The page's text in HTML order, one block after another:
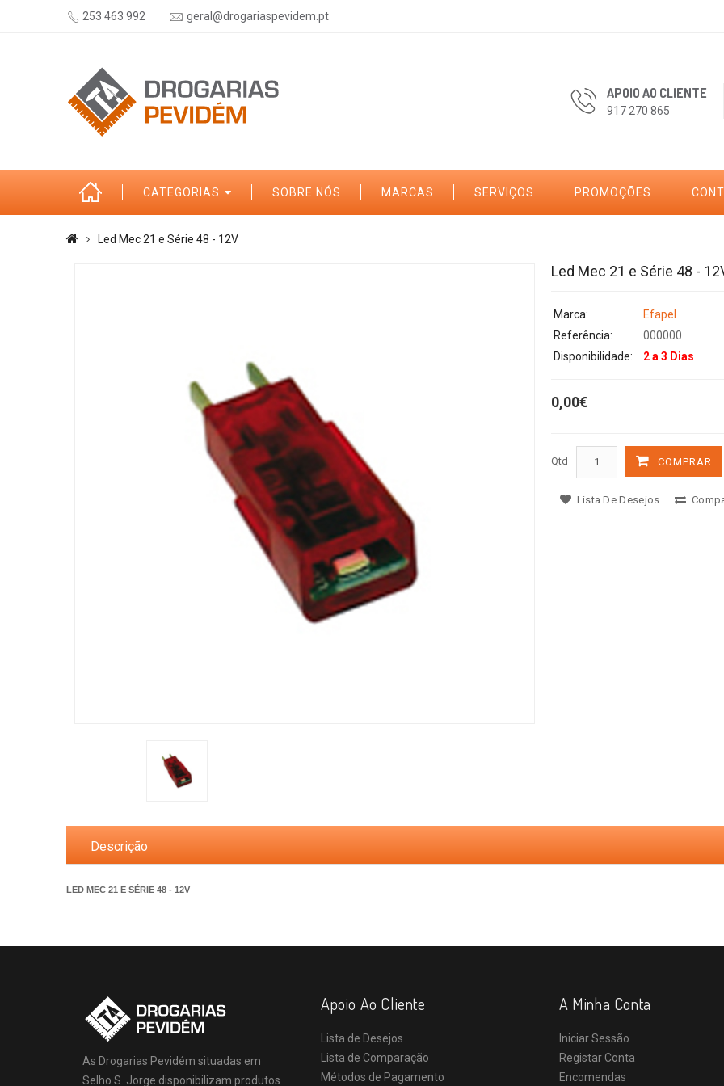
253 463 992 geral@drogariaspevidem.pt
APOIO AO CLIENTE
917 270 865
CATEGORIAS SOBRE NÓS MARCAS SERVIÇOS PROMOÇÕES
Led Mec 21 e Série 48 - 12V
Led Mec 21 e Série 48 -
Marca:
Efapel
Referência:
000000
Disponibilidade:
2 a 3 Dias
0,00€
Qtd COMPRAR
Lista De Desejos
Descrição
LED MEC 21 E SÉRIE 48 - 12V
As Drogarias Pevidém situadas em
Selho S. Jorge disponibilizam produtos
Apoio Ao Cliente
Lista de Desejos
Lista de Comparação
Métodos de Pagamento
A Minha Conta
Iniciar Sessão
Registar Conta
Encomendas